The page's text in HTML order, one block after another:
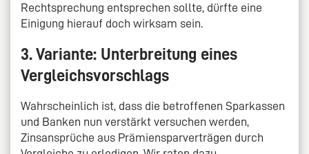
Rechtsprechung entsprechen sollte, dürfte eine
Einigung hierauf doch wirksam sein.
3. Variante: Unterbreitung eines
Vergleichsvorschlags
Wahrscheinlich ist, dass die betroffenen Sparkassen
und Banken nun verstärkt versuchen werden,
Zinsansprüche aus Prämiensparverträgen durch